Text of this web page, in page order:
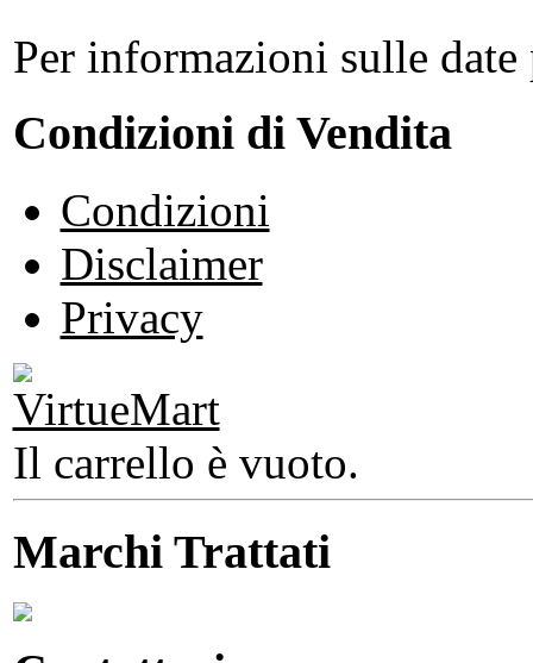
Per informazioni sulle
Condizioni di Vendita
Condizioni
Disclaimer
Privacy
Il carrello è vuoto.
Marchi Trattati